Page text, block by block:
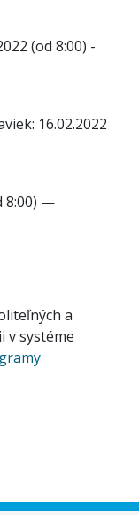
(od 8:00) -
16.02.2022
8:00) —
a
v systéme